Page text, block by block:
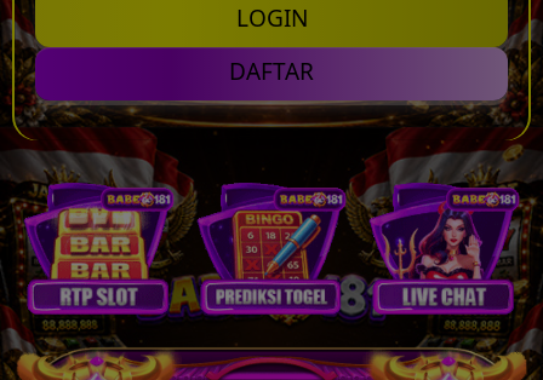
LOGIN
DAFTAR